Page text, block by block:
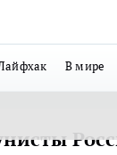
В мире